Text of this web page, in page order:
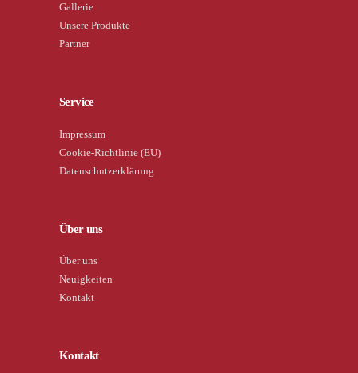
Gallerie
Unsere Produkte
Partner
Service
Impressum
Cookie-Richtlinie (EU)
Datenschutzerklärung
Über uns
Über uns
Neuigkeiten
Kontakt
Kontakt